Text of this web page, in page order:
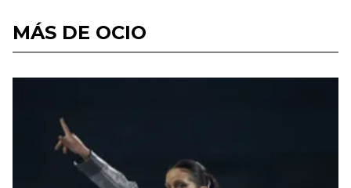
MÁS DE OCIO